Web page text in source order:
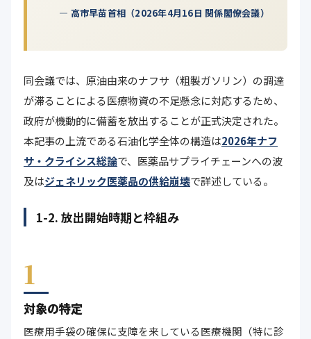
— 高市早苗首相（2026年4月16日 関係閣僚会議）
同会議では、原油由来のナフサ（粗製ガソリン）の調達
が滞ることによる医療物資の不足懸念に対応するため、
政府が機動的に備蓄を放出することが正式決定された。
本記事の上流である石油化学全体の構造は2026年ナフ
サ・クライシス総論で、医薬品サプライチェーンへの波
及はジェネリック医薬品の供給崩壊で詳述している。
1-2. 放出開始時期と枠組み
1
対象の特定
医療用手袋の確保に支障を来している医療機関（特に診